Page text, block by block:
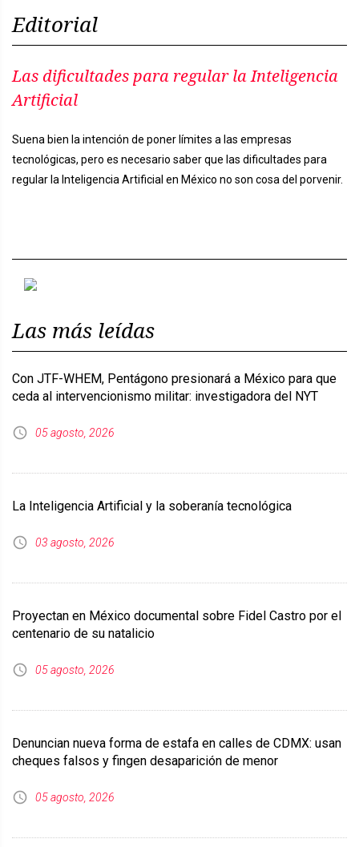
Editorial
Las dificultades para regular la Inteligencia
Artificial
Suena bien la intención de poner límites a las empresas
tecnológicas, pero es necesario saber que las dificultades para
regular la Inteligencia Artificial en México no son cosa del porvenir.
Las más leídas
Con JTF-WHEM, Pentágono presionará a México para que
ceda al intervencionismo militar: investigadora del NYT
05 agosto, 2026
La Inteligencia Artificial y la soberanía tecnológica
03 agosto, 2026
Proyectan en México documental sobre Fidel Castro por el
centenario de su natalicio
05 agosto, 2026
Denuncian nueva forma de estafa en calles de CDMX: usan
cheques falsos y fingen desaparición de menor
05 agosto, 2026